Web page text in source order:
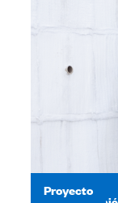
Proyecto